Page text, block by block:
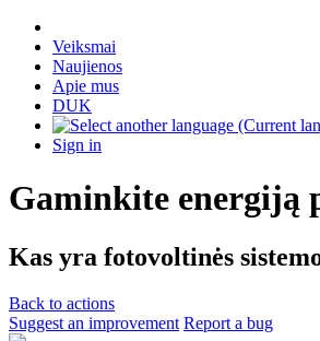
Veiksmai
Naujienos
Apie mus
DUK
Sign in
Gaminkite energiją
Kas yra fotovoltinės
Back to actions
Suggest an improvement Report a bug